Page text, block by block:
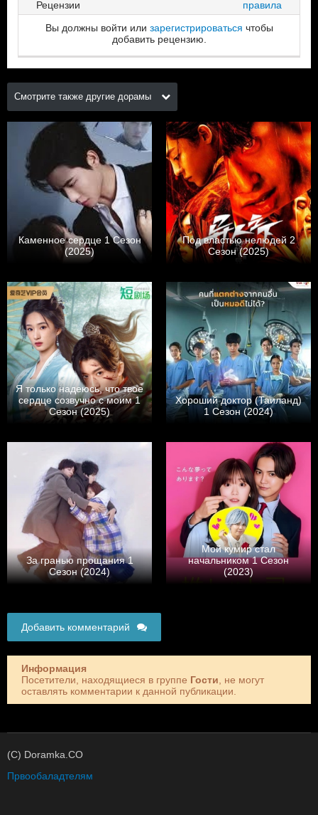
Рецензии
правила
Вы должны войти или зарегистрироваться чтобы
добавить рецензию.
Смотрите также другие дорамы
Каменное сердце 1 Сезон
(2025)
Под властью нелюдей 2
Сезон (2025)
Я только надеюсь, что твое
сердце созвучно с моим 1
Сезон (2025)
Хороший доктор (Таиланд)
1 Сезон (2024)
За гранью прощания 1
Сезон (2024)
Мой кумир стал
начальником 1 Сезон
(2023)
Добавить комментарий
Информация
Посетители, находящиеся в группе Гости , не могут
оставлять комментарии к данной публикации.
(C) Doramka.CO
Првообаладтелям